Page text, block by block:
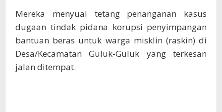
Mereka menyual tetang penanganan kasus
dugaan tindak pidana korupsi penyimpangan
bantuan beras untuk warga misklin (raskin) di
Desa/Kecamatan Guluk-Guluk yang terkesan
jalan ditempat.